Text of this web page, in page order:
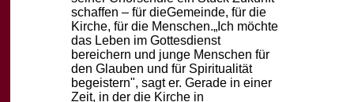
schaffen – für dieGemeinde, für die
Kirche, für die Menschen.„Ich möchte
das Leben im Gottesdienst
bereichern und junge Menschen für
den Glauben und für Spiritualität
begeistern", sagt er. Gerade in einer
Zeit, in der die Kirche in